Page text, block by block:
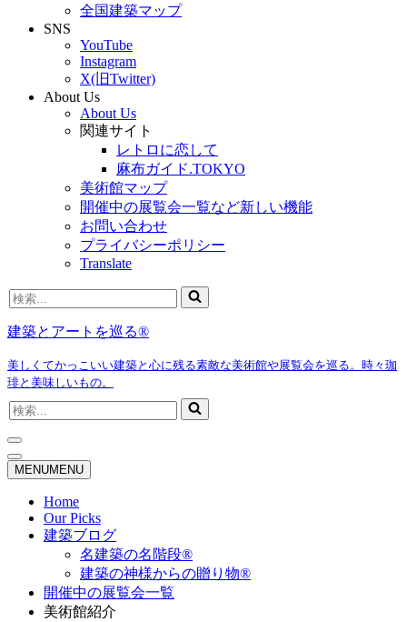
全国建築マップ
SNS
YouTube
Instagram
X(旧Twitter)
About Us
About Us
関連サイト
レトロに恋して
麻布ガイド.TOKYO
美術館マップ
開催中の展覧会一覧など新しい機能
お問い合わせ
プライバシーポリシー
Translate
検
索...
建築とアートを巡る®
美しくてかっこいい建築と心に残る素敵な美術館や展覧会を巡る。時々珈
琲と美味しいもの。
検
索...
ナ
ビ
ゲ
ナ
ビ
MENUMENU
Home
Our Picks
建築ブログ
名建築の名階段®
建築の神様からの贈り物®
開催中の展覧会一覧
美術館紹介